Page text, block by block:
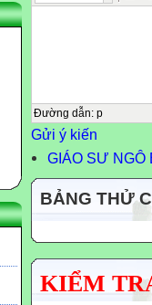
Đường dẫn: p
Gửi ý kiến
GIÁO SƯ NGÔ
BẢNG THỬ
KIỂM